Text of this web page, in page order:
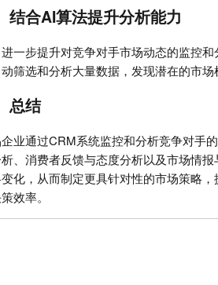
结合AI算法提升分析能力
一步提升对竞争对手市场动态的监控
筛选和分析大量数据，发现潜在的市
总结
业通过CRM系统监控和分析竞争对手
、消费者反馈与态度分析以及市场情
化，从而制定更具针对性的市场策略
效率。